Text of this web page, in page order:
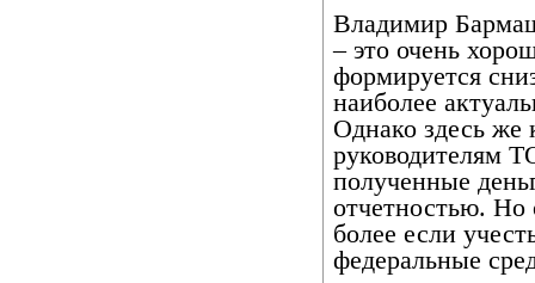
Владимир
– это очень
формируется
наиболее
Однако здесь
руководителям
полученные
отчетностью. Но
более если
федеральные